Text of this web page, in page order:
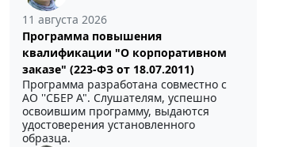
11 августа 2026
Программа повышения
квалификации "О корпоративном
заказе" (223-ФЗ от 18.07.2011)
Программа разработана совместно с
АО ''СБЕР А". Слушателям, успешно
освоившим программу, выдаются
удостоверения установленного
образца.